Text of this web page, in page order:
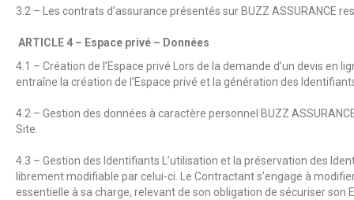
3.2 – Les contrats d’assurance présentés sur BUZZ ASSURANCE
ARTICLE 4 – Espace privé – Données
4.1 – Création de l’Espace privé Lors de la demande d’un devis en
entraîne la création de l’Espace privé et la génération des
4.2 – Gestion des données à caractère personnel BUZZ
Site.
4.3 – Gestion des Identifiants L’utilisation et la préservation des
librement modifiable par celui-ci. Le Contractant s’engage à
essentielle à sa charge, relevant de son obligation de sécuriser